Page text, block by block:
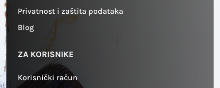
Privatnost i zaštita podataka
Blog
ZA KORISNIKE
Korisnički račun